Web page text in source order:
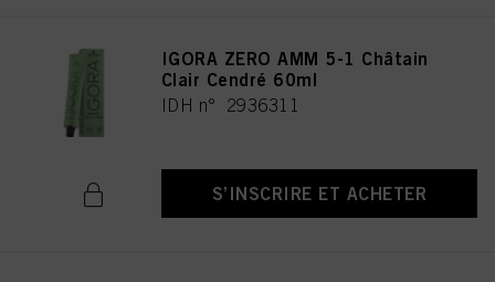
IGORA ZERO AMM 5-1 Châtain
Clair Cendré 60ml
IDH n° 2936311
S’INSCRIRE ET ACHETER